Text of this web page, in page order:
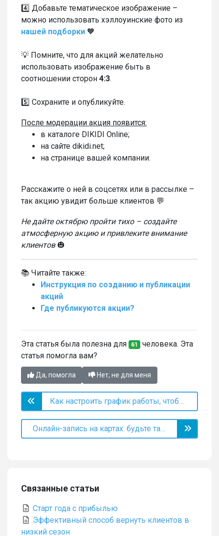
4️⃣ Добавьте тематическое изображение –
можно использовать хэллоуинские фото из
нашей подборки 🧡
💡 Помните, что для акций желательно
использовать изображение быть в
соотношении сторон 4:3.
5️⃣ Сохраните и опубликуйте.
После модерации акция появится:
в каталоге DIKIDI Online;
на сайте dikidi.net;
на странице вашей компании.
Расскажите о ней в соцсетях или в рассылке –
так акцию увидит больше клиентов 💬
Не дайте октябрю пройти тихо – создайте
атмосферную акцию и привлеките внимание
клиентов🎃
📚 Читайте также:
Инструкция по созданию и публикации
акций
Где публикуются акции?
Эта статья была полезна для 61 человека. Эта
статья помогла вам?
Да, помогла Нет, не для меня
Как настроить график работы, чтобы не потерять клиентов
Онлайн-запись на картах: будьте там, где вас ищут
Связанные статьи
Старт года с прибылью
Эффективный способ вернуть клиентов в
низкий сезон